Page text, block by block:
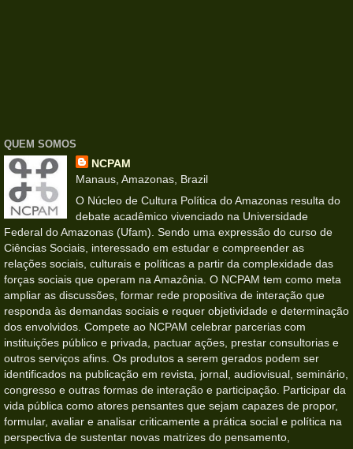
QUEM SOMOS
NCPAM
Manaus, Amazonas, Brazil
O Núcleo de Cultura Política do Amazonas resulta do
debate acadêmico vivenciado na Universidade
Federal do Amazonas (Ufam). Sendo uma expressão do curso de
Ciências Sociais, interessado em estudar e compreender as
relações sociais, culturais e políticas a partir da complexidade das
forças sociais que operam na Amazônia. O NCPAM tem como meta
ampliar as discussões, formar rede propositiva de interação que
responda às demandas sociais e requer objetividade e determinação
dos envolvidos. Compete ao NCPAM celebrar parcerias com
instituições público e privada, pactuar ações, prestar consultorias e
outros serviços afins. Os produtos a serem gerados podem ser
identificados na publicação em revista, jornal, audiovisual, seminário,
congresso e outras formas de interação e participação. Participar da
vida pública como atores pensantes que sejam capazes de propor,
formular, avaliar e analisar criticamente a prática social e política na
perspectiva de sustentar novas matrizes do pensamento,